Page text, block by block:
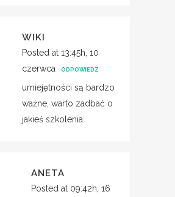
WIKI
Posted at 13:45h, 10
czerwca
ODPOWIEDZ
umiejętności są bardzo
ważne, warto zadbać o
jakieś szkolenia
ANETA
Posted at 09:42h, 16